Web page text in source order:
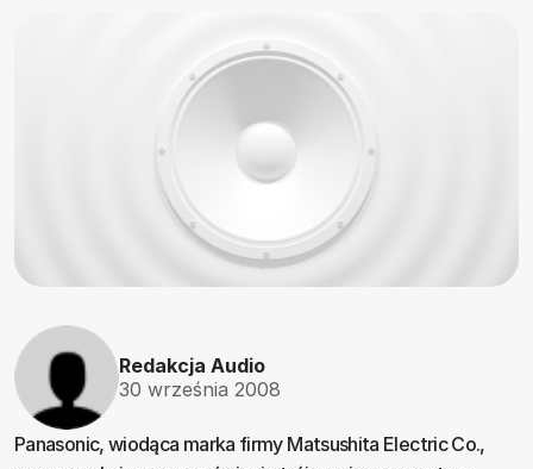
Redakcja Audio
30 września 2008
Panasonic, wiodąca marka firmy Matsushita Electric Co.,